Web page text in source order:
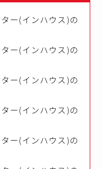
ー(インハウス)の
ー(インハウス)の
ー(インハウス)の
ー(インハウス)の
ー(インハウス)の